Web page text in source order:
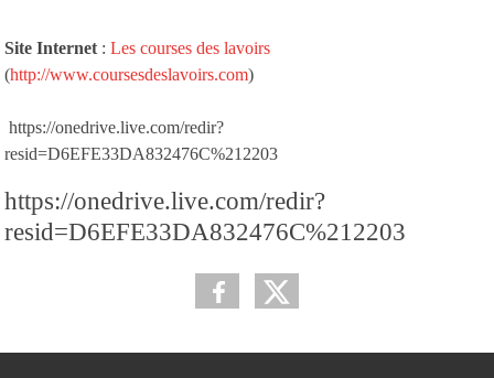
Site Internet : Les courses des lavoirs
(http://www.coursesdeslavoirs.com)
https://onedrive.live.com/redir?
resid=D6EFE33DA832476C%212203
https://onedrive.live.com/redir?
resid=D6EFE33DA832476C%212203